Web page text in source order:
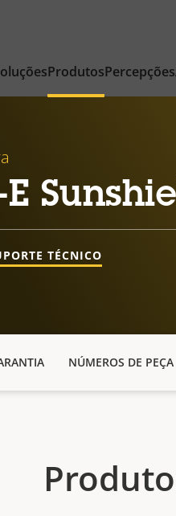
ProdutosPercepções
TÉCNICO
NÚMEROS DE PEÇA